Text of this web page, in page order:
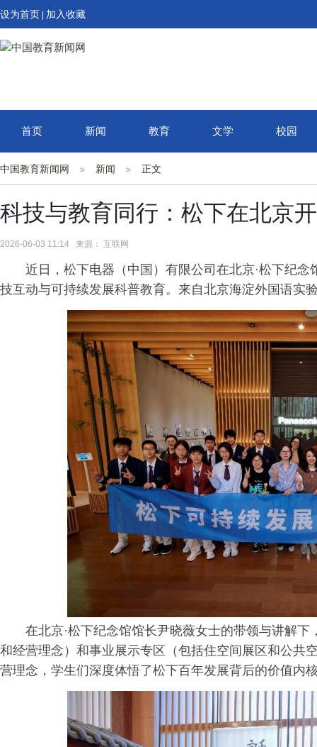
设为首页 加入收藏
首页 新闻 教育 文学 校园
中国教育新闻网 新闻 正文
科技与教育同行：松下在北京
2026-06-03 11:14 来源： 互联网
近日，松下电器（中国）有限公司在北京·松下纪
技互动与可持续发展科普教育。来自北京海淀外国语实
在北京·松下纪念馆馆长尹晓薇女士的带领与讲解
和经营理念）和事业展示专区（包括住空间展区和公共
营理念，学生们深度体悟了松下百年发展背后的价值内